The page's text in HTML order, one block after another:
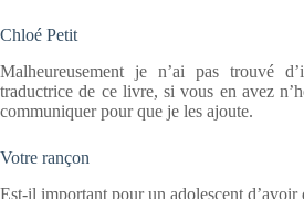
Chloé Petit
Malheureusement je n’ai pas trouvé
traductrice de ce livre, si vous en avez
communiquer pour que je les ajoute.
Votre rançon
Est-il important pour un adolescent d’avoir